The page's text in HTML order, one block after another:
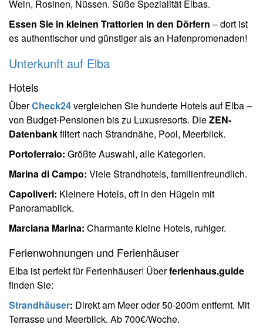
Wein, Rosinen, Nüssen. Süße Spezialität Elbas.
Essen Sie in kleinen Trattorien in den Dörfern – dort ist
es authentischer und günstiger als an Hafenpromenaden!
Unterkunft auf Elba
Hotels
ÜberCheck24vergleichen Sie hunderte Hotels auf Elba –
von Budget-Pensionen bis zu Luxusresorts. DieZEN-
Datenbankfiltert nach Strandnähe, Pool, Meerblick.
Portoferraio: Größte Auswahl, alle Kategorien.
Marina di Campo: Viele Strandhotels, familienfreundlich.
Capoliveri: Kleinere Hotels, oft in den Hügeln mit
Panoramablick.
Marciana Marina: Charmante kleine Hotels, ruhiger.
Ferienwohnungen und Ferienhäuser
Elba ist perfekt für Ferienhäuser! Überferienhaus.guide
finden Sie:
Strandhäuser: Direkt am Meer oder 50-200m entfernt. Mit
Terrasse und Meerblick. Ab 700€/Woche.